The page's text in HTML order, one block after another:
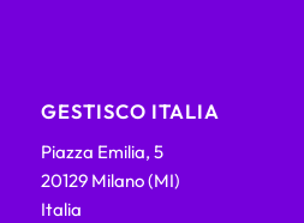
GESTISCO ITALIA
Piazza Emilia, 5
20129 Milano (MI)
Italia